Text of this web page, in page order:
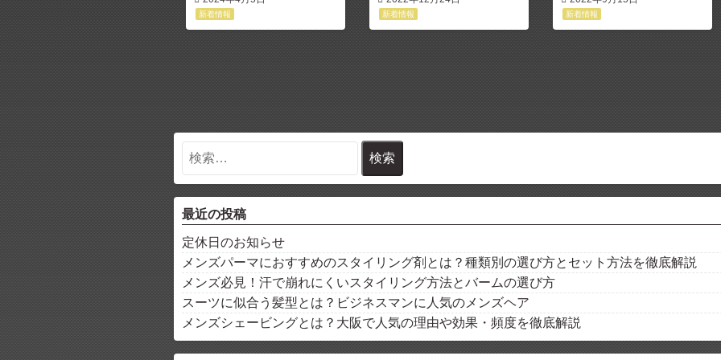
新着情報 新着情報 新着情報
最近の投稿
定休日のお知らせ
メンズパーマにおすすめのスタイリング剤とは？種類別の選び方とセット方法を徹底解説
メンズ必見！汗で崩れにくいスタイリング方法とバームの選び方
スーツに似合う髪型とは？ビジネスマンに人気のメンズヘア
メンズシェービングとは？大阪で人気の理由や効果・頻度を徹底解説